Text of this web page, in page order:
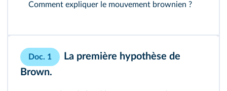
Comment expliquer le mouvement brownien ?
Doc. 1
La première hypothèse de
Brown.